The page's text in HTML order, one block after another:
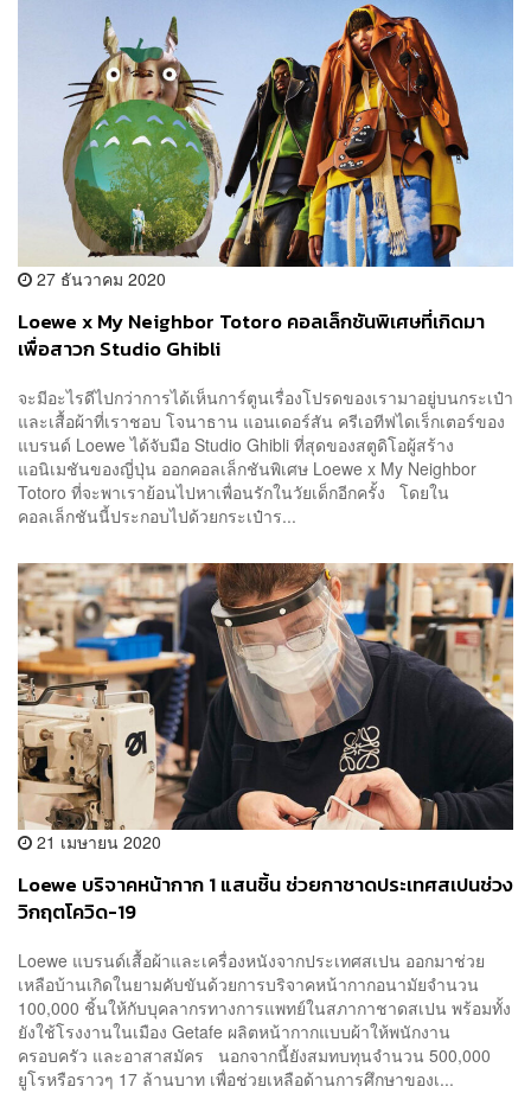
27 ธันวาคม 2020
Loewe x My Neighbor Totoro คอลเล็กชันพิเศษที่เกิดมา
เพื่อสาวก Studio Ghibli
จะมีอะไรดีไปกว่าการได้เห็นการ์ตูนเรื่องโปรดของเรามาอยู่บนกระเป๋า
และเสื้อผ้าที่เราชอบ โจนาธาน แอนเดอร์สัน ครีเอทีฟไดเร็กเตอร์ของ
แบรนด์ Loewe ได้จับมือ Studio Ghibli ที่สุดของสตูดิโอผู้สร้าง
แอนิเมชันของญี่ปุ่น ออกคอลเล็กชันพิเศษ Loewe x My Neighbor
Totoro ที่จะพาเราย้อนไปหาเพื่อนรักในวัยเด็กอีกครั้ง โดยใน
คอลเล็กชันนี้ประกอบไปด้วยกระเป๋าร...
21 เมษายน 2020
Loewe บริจาคหน้ากาก 1 แสนชิ้น ช่วยกาชาดประเทศสเปนช่วง
วิกฤตโควิด-19
Loewe แบรนด์เสื้อผ้าและเครื่องหนังจากประเทศสเปน ออกมาช่วย
เหลือบ้านเกิดในยามคับขันด้วยการบริจาคหน้ากากอนามัยจำนวน
100,000 ชิ้นให้กับบุคลากรทางการแพทย์ในสภากาชาดสเปน พร้อมทั้ง
ยังใช้โรงงานในเมือง Getafe ผลิตหน้ากากแบบผ้าให้พนักงาน
ครอบครัว และอาสาสมัคร นอกจากนี้ยังสมทบทุนจำนวน 500,000
ยูโรหรือราวๆ 17 ล้านบาท เพื่อช่วยเหลือด้านการศึกษาของเ...